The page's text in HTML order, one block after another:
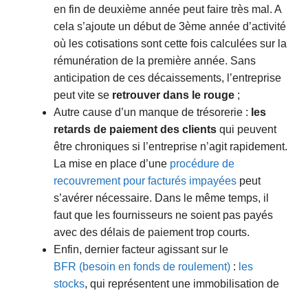
en fin de deuxième année peut faire très mal. A
cela s’ajoute un début de 3ème année d’activité
où les cotisations sont cette fois calculées sur la
rémunération de la première année. Sans
anticipation de ces décaissements, l’entreprise
peut vite se retrouver dans le rouge ;
Autre cause d’un manque de trésorerie : les
retards de paiement des clients qui peuvent
être chroniques si l’entreprise n’agit rapidement.
La mise en place d’une procédure de
recouvrement pour facturés impayées peut
s’avérer nécessaire. Dans le même temps, il
faut que les fournisseurs ne soient pas payés
avec des délais de paiement trop courts.
Enfin, dernier facteur agissant sur le
BFR (besoin en fonds de roulement) : les
stocks, qui représentent une immobilisation de